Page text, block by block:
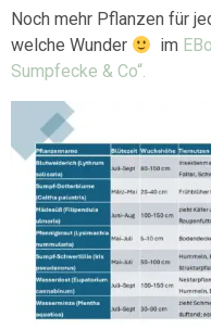
Noch mehr Pflanzen für
welche Wunder
im
Sumpfecke & Co“.